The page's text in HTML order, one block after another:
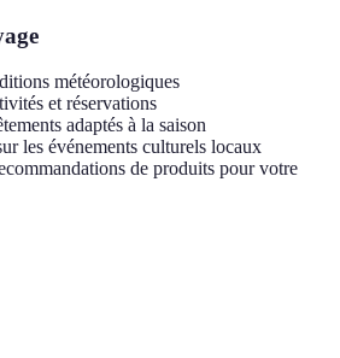
météorologiques
et réservations
adaptés à la saison
les événements culturels locaux
de produits pour votre